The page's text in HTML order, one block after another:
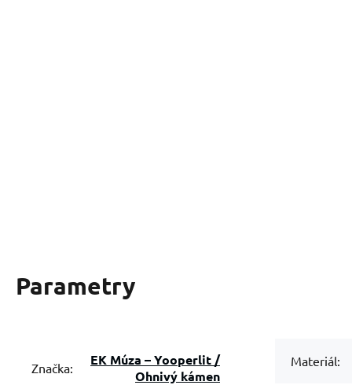
Parametry
Značka:
EK Múza – Yooperlit /
Ohnivý kámen
Materiál: